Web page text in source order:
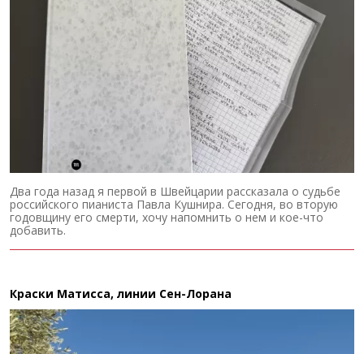
Два года назад я первой в Швейцарии рассказала о судьбе
российского пианиста Павла Кушнира. Сегодня, во вторую
годовщину его смерти, хочу напомнить о нем и кое-что
добавить.
Краски Матисса, линии Сен-Лорана